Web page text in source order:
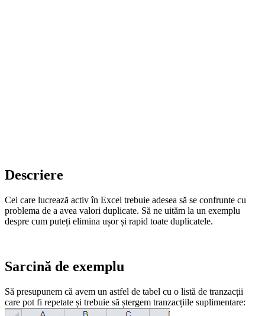
Descriere
Cei care lucrează activ în Excel trebuie adesea să se confrunte cu
problema de a avea valori duplicate. Să ne uităm la un exemplu
despre cum puteți elimina ușor și rapid toate duplicatele.
Sarcină de exemplu
Să presupunem că avem un astfel de tabel cu o listă de tranzacții
care pot fi repetate și trebuie să ștergem tranzacțiile suplimentare: